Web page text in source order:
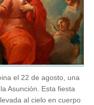
el 22 de agosto, una
Asunción. Esta fiesta
al cielo en cuerpo